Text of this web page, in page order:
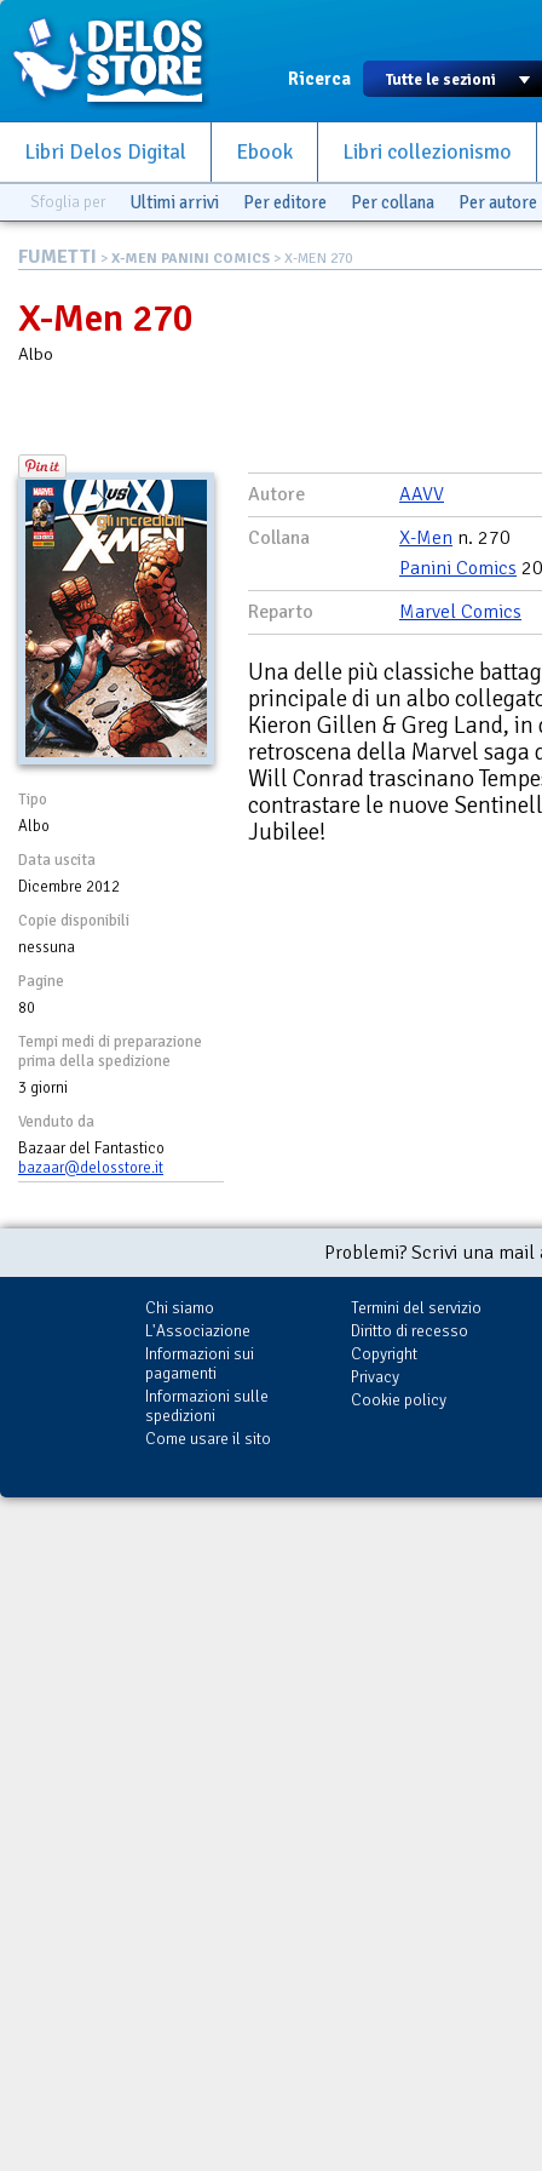
Ricerca
Libri Delos Digital Ebook Libri collezionismo
Sfoglia per Ultimi arrivi Per editore Per collana Per autore
FUMETTI > X-MEN PANINI COMICS > X-MEN 270
X-Men 270
Albo
Tipo
Albo
Data uscita
Dicembre 2012
Copie disponibili
nessuna
Pagine
80
Tempi medi di preparazione
prima della spedizione
3 giorni
Venduto da
Bazaar del Fantastico
bazaar@delosstore.it
Autore
AAVV
Collana
X-Men n. 270
Panini Comics
Reparto
Marvel Comics
Una delle più classiche
principale di un albo
Kieron Gillen & Greg Land,
retroscena della Marvel saga
Will Conrad trascinano
contrastare le nuove
Jubilee!
Problemi? Scrivi una
Chi siamo
L'Associazione
Informazioni sui
pagamenti
Informazioni sulle
spedizioni
Come usare il sito
Termini del servizio
Diritto di recesso
Copyright
Privacy
Cookie policy